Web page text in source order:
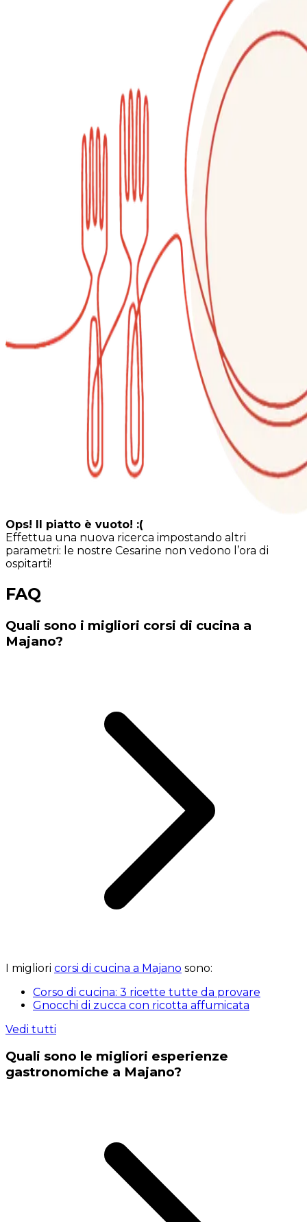
Ops! Il piatto è vuoto! :(
Effettua una nuova ricerca impostando altri
parametri: le nostre Cesarine non vedono l’ora di
ospitarti!
FAQ
Quali sono i migliori corsi di cucina a
Majano?
I migliori corsi di cucina a Majano sono:
Corso di cucina: 3 ricette tutte da provare
Gnocchi di zucca con ricotta affumicata
Vedi tutti
Quali sono le migliori esperienze
gastronomiche a Majano?